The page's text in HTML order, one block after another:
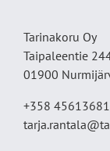
Tarinakoru Oy
Taipaleentie
01900
+358